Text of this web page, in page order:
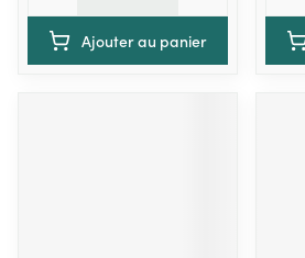
Ajouter au panier